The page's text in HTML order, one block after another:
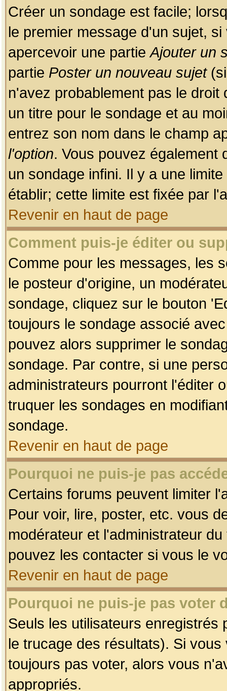
Créer un sondage est facile;
le premier message d'un sujet,
apercevoir une partieAjouter un
partie Poster un nouveau sujet(si
n'avez probablement pas le
un titre pour le sondage et au
entrez son nom dans le champ
l'option. Vous pouvez également
un sondage infini. Il y a une
établir; cette limite est fixée par
Revenir en haut de page
Comment puis-je éditer ou
Comme pour les messages, les
le posteur d'origine, un
sondage, cliquez sur le bouton
toujours le sondage associé
pouvez alors supprimer le
sondage. Par contre, si une
administrateurs pourront l'éditer
truquer les sondages en
sondage.
Revenir en haut de page
Pourquoi ne puis-je pas
Certains forums peuvent limiter
Pour voir, lire, poster, etc. vous
modérateur et l'administrateur
pouvez les contacter si vous le
Revenir en haut de page
Pourquoi ne puis-je pas voter
Seuls les utilisateurs enregistrés
le trucage des résultats). Si
toujours pas voter, alors vous
appropriés.